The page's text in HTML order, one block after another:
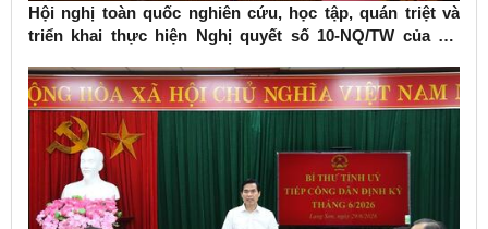
Hội nghị toàn quốc nghiên cứu, học tập, quán triệt và
triển khai thực hiện Nghị quyết số 10-NQ/TW của Bộ